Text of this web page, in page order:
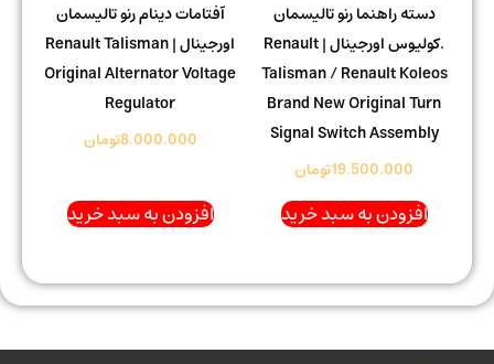
دسته راهنما رنو تالیسمان
.کولیوس اورجینال | Renault
Talisman / Renault Koleos
Brand New Original Turn
Signal Switch Assembly
19.500.000تومان
افزودن به سبد خرید
آفتامات دینام رنو تالیسمان
اورجینال | Renault Talisman
Original Alternator Voltage
Regulator
8.000.000تومان
افزودن به سبد خرید